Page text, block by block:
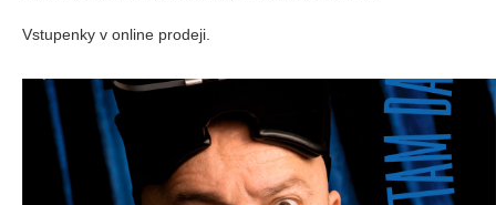
Vstupenky v online prodeji.